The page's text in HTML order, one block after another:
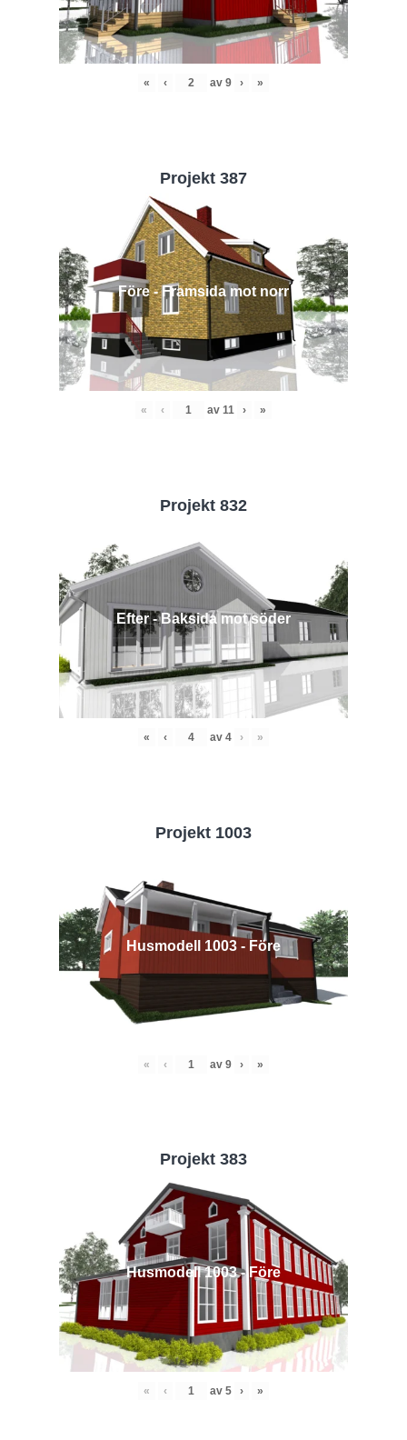
« ‹ av 9 › »
Projekt 387
Före - Framsida mot norr
« ‹ av 11 › »
Projekt 832
Efter - Baksida mot söder
« ‹ av 4 › »
Projekt 1003
Husmodell 1003 - Före
« ‹ av 9 › »
Projekt 383
Husmodell 1003 - Före
« ‹ av 5 › »